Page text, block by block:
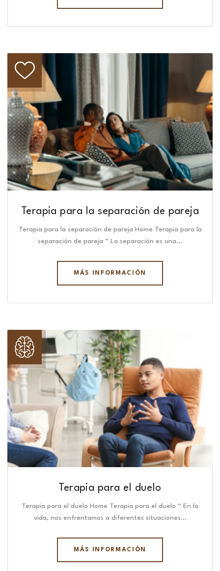
Terapia para la separación de pareja
Terapia para la separación de pareja Home Terapia para la
separación de pareja “ La separación es una…
MÁS INFORMACIÓN
Terapia para el duelo
Terapia para el duelo Home Terapia para el duelo “ En la
vida, nos enfrentamos a diferentes situaciones…
MÁS INFORMACIÓN